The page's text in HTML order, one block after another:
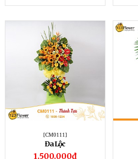
[CM0111]
Đa Lộc
1.500.000đ